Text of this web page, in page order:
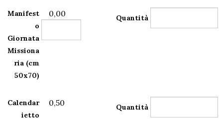
Manifest
o
Giornata
Missiona
ria (cm
50x70)
0,00 Quantità
Calendar
ietto
0,50 Quantità